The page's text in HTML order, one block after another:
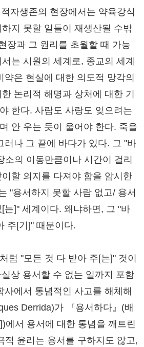
자생존의 현장에서는 약육강식
지 못할 일들이 재생산될 수밖
장과 그 원리를 초월할 때 가능
는 시원의 세계로, 종교의 세계
약은 현실에 대한 의도적 망각의
논리적 해명과 상처에 대한 기
한다. 사람도 사랑도 잊으려는
안 우는 듯이 울어야 한다. 죽을
러나 그 끝에 바다가 있다. 그 "바
소의 이동만큼이나 시간이 걸리
할 의지를 다져야 함을 암시한
"용서하지 못할 사람 없고/ 용서
는]" 세계이다. 왜냐하면, 그 "바
주[기]" 때문이다.
럼 "모든 것 다 받아 주[는]" 것이
상 용서할 수 없는 일까지 포함
사에서 통념적인 사고를 해체해
Derrida)가 『용서하다』(배
에서 용서에 대한 통념을 깨트린
적 윤리는 용서를 구하지도 않고,